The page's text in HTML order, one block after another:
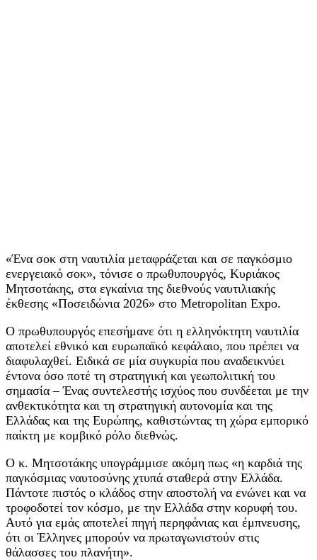
«Ένα σοκ στη ναυτιλία μεταφράζεται και σε παγκόσμιο
ενεργειακό σοκ», τόνισε ο πρωθυπουργός, Κυριάκος
Μητσοτάκης, στα εγκαίνια της διεθνούς ναυτιλιακής
έκθεσης «Ποσειδώνια 2026» στο Metropolitan Expo.
Ο πρωθυπουργός επεσήμανε ότι η ελληνόκτητη ναυτιλία
αποτελεί εθνικό και ευρωπαϊκό κεφάλαιο, που πρέπει να
διαφυλαχθεί. Ειδικά σε μία συγκυρία που αναδεικνύει
έντονα όσο ποτέ τη στρατηγική και γεωπολιτική του
σημασία – Ένας συντελεστής ισχύος που συνδέεται με την
ανθεκτικότητα και τη στρατηγική αυτονομία και της
Ελλάδας και της Ευρώπης, καθιστώντας τη χώρα εμπορικό
παίκτη με κομβικό ρόλο διεθνώς.
Ο κ. Μητσοτάκης υπογράμμισε ακόμη πως «η καρδιά της
παγκόσμιας ναυτοσύνης χτυπά σταθερά στην Ελλάδα.
Πάντοτε πιστός ο κλάδος στην αποστολή να ενώνει και να
τροφοδοτεί τον κόσμο, με την Ελλάδα στην κορυφή του.
Αυτό για εμάς αποτελεί πηγή περηφάνιας και έμπνευσης,
ότι οι Έλληνες μπορούν να πρωταγωνιστούν στις
θάλασσες του πλανήτη».